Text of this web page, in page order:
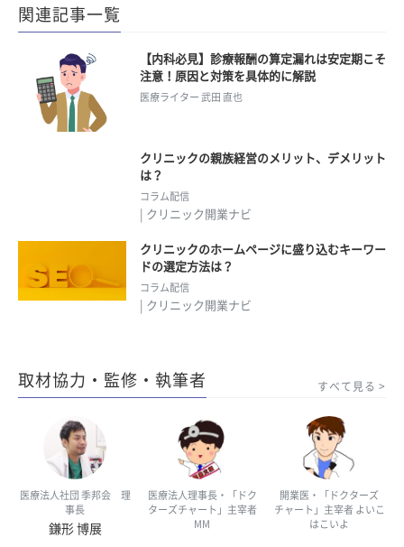
関連記事一覧
【内科必見】診療報酬の算定漏れは安定期こそ
注意！原因と対策を具体的に解説
医療ライター 武田 直也
クリニックの親族経営のメリット、デメリット
は？
コラム配信
| クリニック開業ナビ
クリニックのホームページに盛り込むキーワー
ドの選定方法は？
コラム配信
| クリニック開業ナビ
取材協力・監修・執筆者 すべて見る
医療法人社団 季邦会 理
事長
鎌形 博展
医療法人理事長・「ドク
ターズチャート」主宰者
MM
開業医・「ドクターズ
チャート」主宰者 よいこ
はこいよ